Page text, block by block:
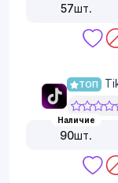
57шт.
ТОП
Наличие
90шт.